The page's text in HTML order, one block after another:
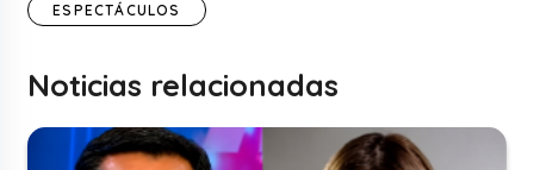
ESPECTÁCULOS
Noticias relacionadas